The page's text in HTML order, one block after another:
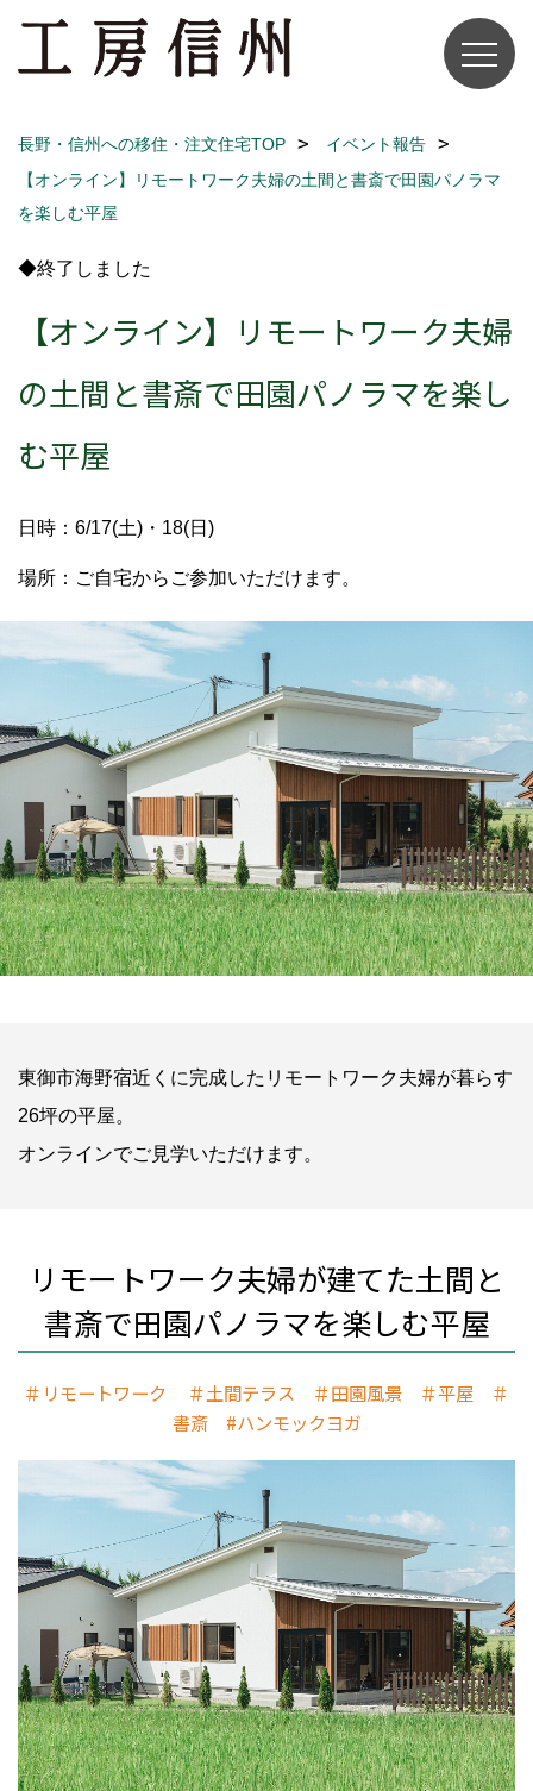
長野・信州への移住・注文住宅TOP
イベント報告
【オンライン】リモートワーク夫婦の土間と書斎で田園パノラマ
を楽しむ平屋
◆終了しました
【オンライン】リモートワーク夫婦
の土間と書斎で田園パノラマを楽し
む平屋
日時：6/17(土)・18(日)
場所：ご自宅からご参加いただけます。
東御市海野宿近くに完成したリモートワーク夫婦が暮らす
26坪の平屋。
オンラインでご見学いただけます。
リモートワーク夫婦が建てた土間と
書斎で田園パノラマを楽しむ平屋
＃リモートワーク ＃土間テラス ＃田園風景 ＃平屋 ＃
書斎 #ハンモックヨガ